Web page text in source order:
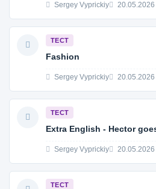
Sergey Vyprickiy 20.05.2026
ТЕСТ
Fashion
Sergey Vyprickiy 20.05.2026
ТЕСТ
Extra English - Hector
Sergey Vyprickiy 20.05.2026
ТЕСТ